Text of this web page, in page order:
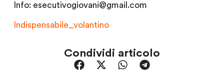
Info: esecutivogiovani@gmail.com
Indispensabile_volantino
Condividi articolo